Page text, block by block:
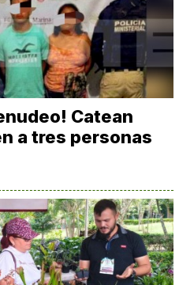
Catean
a tres personas